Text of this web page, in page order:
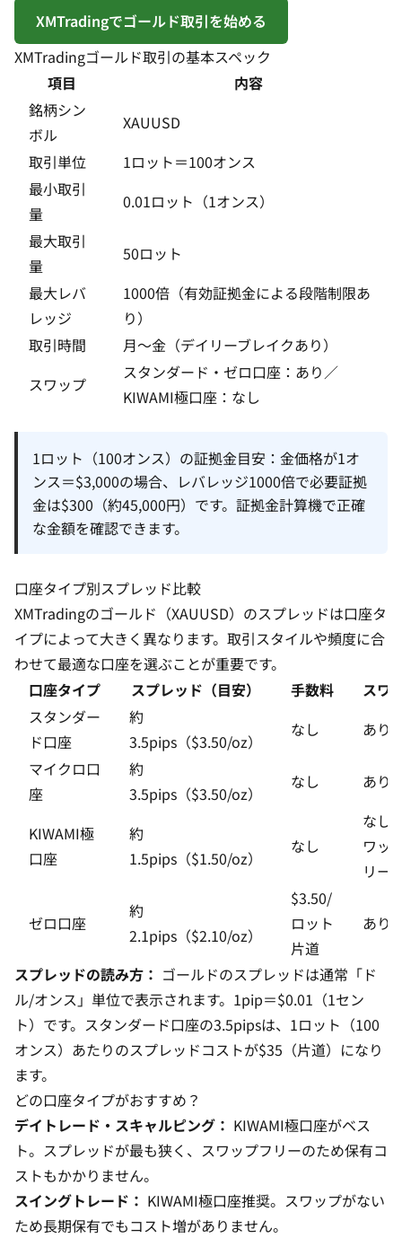
XMTradingでゴールド取引を始める
XMTradingゴールド取引の基本スペック
項目
内容
銘柄シン
ボル
XAUUSD
取引単位
1ロット＝100オンス
最小取引
量
0.01ロット（1オンス）
最大取引
量
50ロット
最大レバ
レッジ
1000倍（有効証拠金による段階制限あ
り）
取引時間
月〜金（デイリーブレイクあり）
スワップ
スタンダード・ゼロ口座：あり／
KIWAMI極口座：なし
1ロット（100オンス）の証拠金目安：金価格が1オ
ンス＝$3,000の場合、レバレッジ1000倍で必要証拠
金は$300（約45,000円）です。 証拠金計算機で正確
な金額を確認できます。
口座タイプ別スプレッド比較
XMTradingのゴールド（XAUUSD）のスプレッドは口座タ
イプによって大きく異なります。取引スタイルや頻度に合
わせて最適な口座を選ぶことが重要です。
口座タイプ
スプレッド（目安） 手数料
スワ
スタンダー
ド口座
約
3.5pips（$3.50/oz）
なし
あり
マイクロ口
座
約
3.5pips（$3.50/oz）
なし あり
KIWAMI極
口座
約
1.5pips（$1.50/oz）
なし
なし
ワッ
リー
ゼロ口座
約
2.1pips（$2.10/oz）
$3.50/
ロット
片道
あり
スプレッドの読み方： ゴールドのスプレッドは通常「ド
ル/オンス」単位で表示されます。1pip＝$0.01（1セン
ト）です。スタンダード口座の3.5pipsは、1ロット（100
オンス）あたりのスプレッドコストが$35（片道）になり
ます。
どの口座タイプがおすすめ？
デイトレード・スキャルピング： KIWAMI極口座がベス
ト。スプレッドが最も狭く、スワップフリーのため保有コ
ストもかかりません。
スイングトレード： KIWAMI極口座推奨。スワップがない
ため長期保有でもコスト増がありません。